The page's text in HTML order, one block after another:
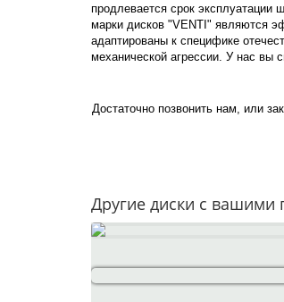
продлевается срок
марки дисков "VENTI" являются
адаптированы к специфике
механической агрессии. У нас вы
Достаточно позвонить нам, или
Другие диски с вашими